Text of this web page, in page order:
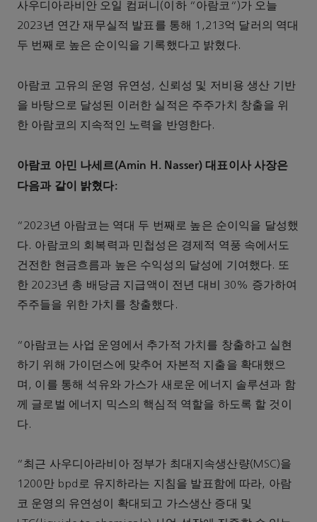
사우디아라비안 오일 컴퍼니(이하 "아람코")가 오늘
2023년 연간 재무실적 발표를 통해 1,213억 달러의 역대
두 번째로 높은 순이익을 기록했다고 밝혔다.
아람코 고유의 운영 유연성, 신뢰성 및 저비용 생산 기반
을 바탕으로 달성된 이러한 실적은 주주가치 창출을 위
한 아람코의 지속적인 노력을 반영한다.
아람코 아민 나세르(Amin H. Nasser) 대표이사 사장은
다음과 같이 밝혔다:
“2023년 아람코는 역대 두 번째로 높은 순이익을 달성했
다. 아람코의 회복력과 민첩성은 경제적 역풍 속에서도
건전한 현금흐름과 높은 수익성의 달성에 기여했다. 또
한 2023년 총 배당금 지급액이 전년 대비 30% 증가하여
주주들을 위한 가치를 창출했다.
"아람코는 사업 운영에서 추가적 가치를 창출하고 실현
하기 위해 가이던스에 맞추어 자본적 지출을 확대했으
며, 이를 통해 석유와 가스가 새로운 에너지 솔루션과 함
께 글로벌 에너지 믹스의 핵심적 역할을 하도록 할 것이
다.
"최근 사우디아라비아 정부가 최대지속생산량(MSC)을
1200만 bpd로 유지하라는 지침을 발표함에 따라, 아람
코 운영의 유연성이 확대되고 가스생산 증대 및